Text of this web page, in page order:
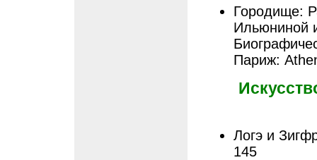
Городище:
Ильюниной
Париж:
Логэ и
145